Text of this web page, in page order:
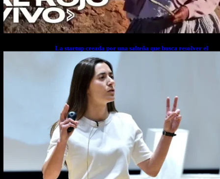
La startup creada por una salteña que busca resolver el
estrés financiero en Latinoamérica